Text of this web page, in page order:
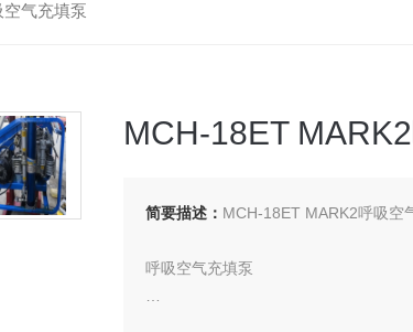
气充填泵
MCH-18ET
简要描述： MCH-18ET MARK2呼吸空
呼吸空气充填泵